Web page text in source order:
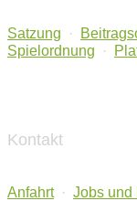
Satzung ·
Spielordnung
·
Kontakt
Anfahrt · Jobs und